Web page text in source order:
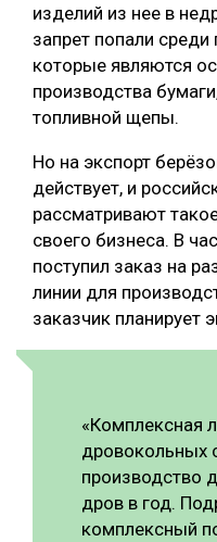
изделий из нее в
запрет попали
которые являются
производства
топливной щепы.
Но на экспорт
действует, и
рассматривают
своего бизнеса. В
поступил заказ на
линии для
заказчик планирует
«Комплексная
дровокольных
производство
дров в год.
комплексный